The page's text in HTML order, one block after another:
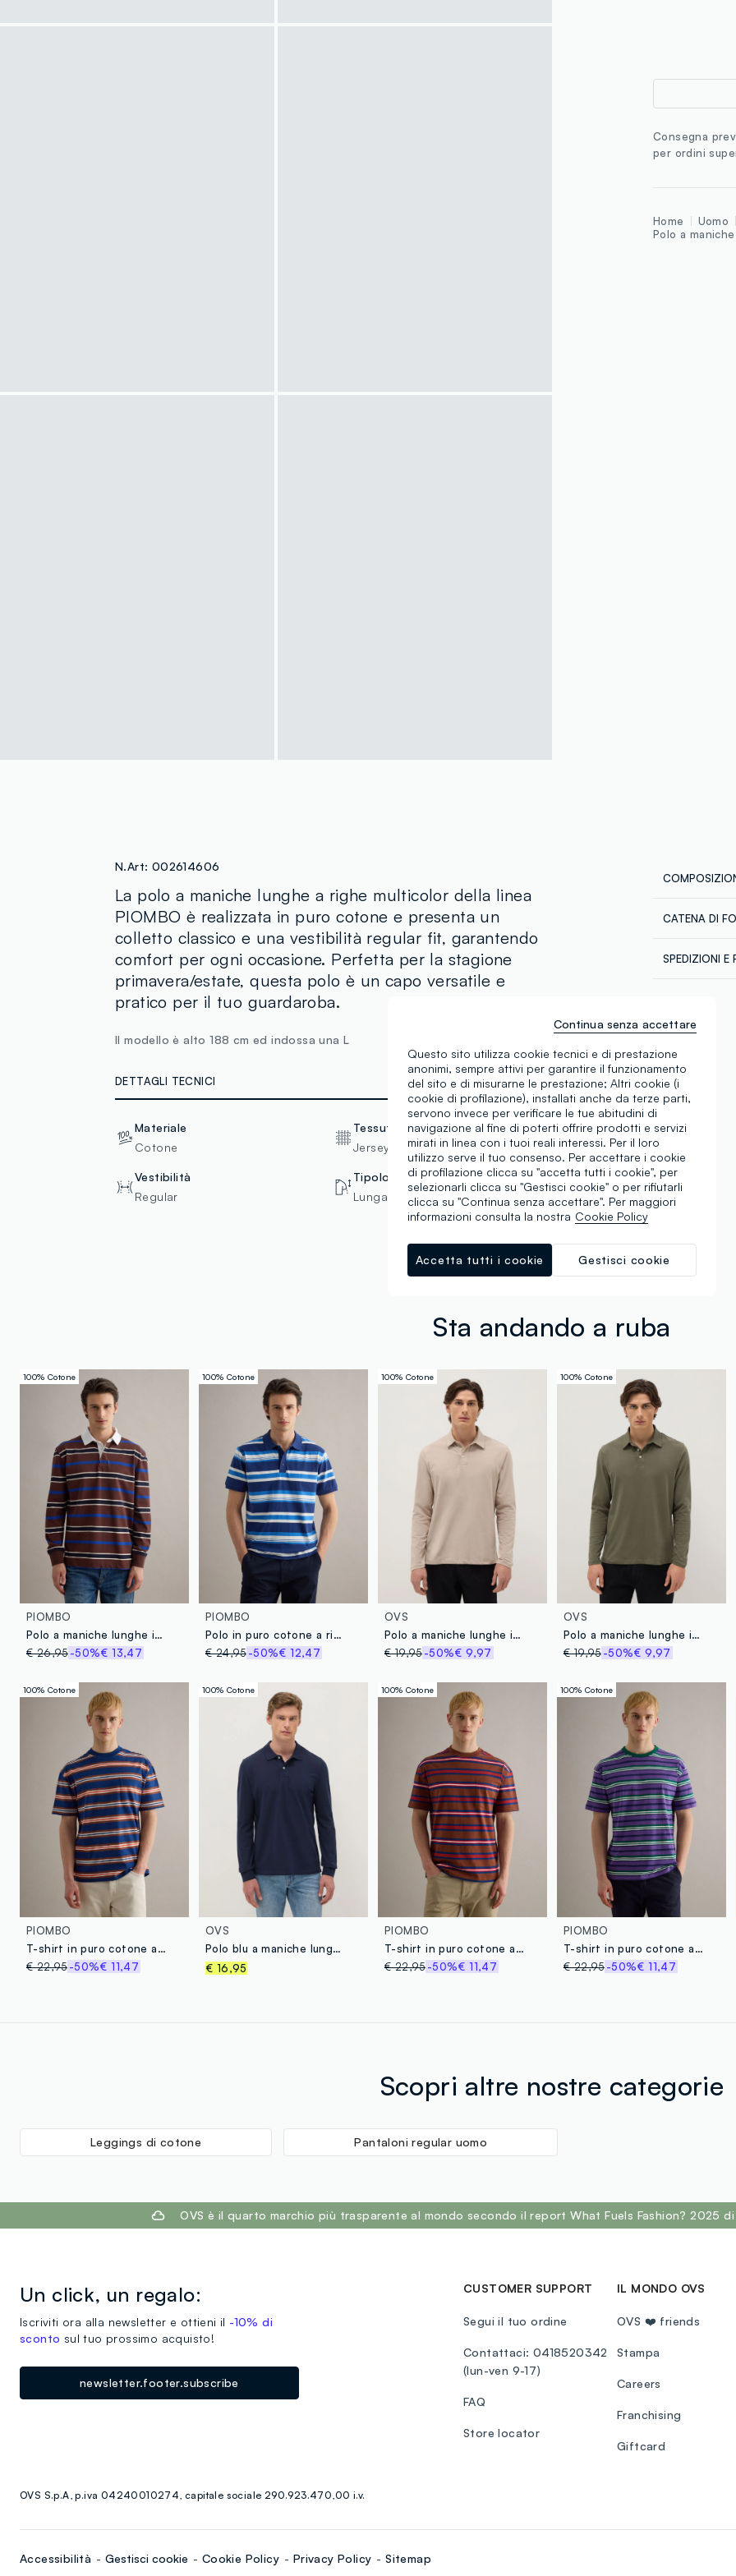
Consegna
per ordini
Home Uomo
Polo a
N.Art: 002614606
La polo a maniche lunghe a righe multicolor della linea
PIOMBO è realizzata in puro cotone e presenta un
colletto classico e una vestibilità regular fit, garantendo
comfort per ogni occasione. Perfetta per la stagione
primavera/estate, questa polo è un capo versatile e
pratico per il tuo guardaroba.
Il modello è alto 188 cm ed indossa una L
DETTAGLI TECNICI
Materiale
Cotone
Tessuto
Jersey
Vestibilità
Regular
Tipologia manica
Lunga
CATENA DI
MR. FABRICS
SPEDIZIONI E
tuoi prodotti
Sta andando a ruba
100% Cotone
PIOMBO
Polo a maniche lunghe in puro cotone a righe multicolor regular fit
€ 26,95-50%€ 13,47
100% Cotone
PIOMBO
Polo in puro cotone a righe multicolor oversize fit
€ 24,95-50%€ 12,47
100% Cotone
OVS
Polo a maniche lunghe in puro cotone beige regular fit
€ 19,95-50%€ 9,97
100% Cotone
OVS
Polo a maniche lunghe in puro cotone verde regular fit
€ 19,95-50%€ 9,97
100% Cotone
PIOMBO
T-shirt in puro cotone a righe multicolor relaxed fit
€ 22,95-50%€ 11,47
100% Cotone
OVS
Polo blu a maniche lunghe in puro cotone regular fit
€ 16,95
100% Cotone
PIOMBO
T-shirt in puro cotone a righe multicolor relaxed fit
€ 22,95-50%€ 11,47
100% Cotone
PIOMBO
T-shirt in puro cotone a righe multicolor regular fit
€ 22,95-50%€ 11,47
Scopri altre nostre categorie
Leggings di cotone Pantaloni regular uomo
OVS è il quarto marchio più trasparente al mondo secondo il report What Fuels Fashion? 2025 di
Un click, un regalo:
Iscriviti ora alla newsletter e ottieni il -10% di
sconto sul tuo prossimo acquisto!
newsletter.footer.subscribe
CUSTOMER SUPPORT
Segui il tuo ordine
Contattaci: 0418520342
(lun-ven 9-17)
FAQ
Store locator
IL MONDO OVS
OVS ❤️ friends
Stampa
Careers
Franchising
Giftcard
OVS S.p.A, p.iva 04240010274, capitale sociale 290.923.470,00 i.v.
Accessibilità Gestisci cookie Cookie Policy Privacy Policy Sitemap
Questo sito utilizza cookie tecnici e di prestazione
anonimi, sempre attivi per garantire il funzionamento
del sito e di misurarne le prestazione; Altri cookie (i
cookie di profilazione), installati anche da terze parti,
servono invece per verificare le tue abitudini di
navigazione al fine di poterti offrire prodotti e servizi
mirati in linea con i tuoi reali interessi. Per il loro
utilizzo serve il tuo consenso. Per accettare i cookie
di profilazione clicca su "accetta tutti i cookie", per
selezionarli clicca su "Gestisci cookie" o per rifiutarli
clicca su "Continua senza accettare". Per maggiori
informazioni consulta la nostra Cookie Policy
Gestisci cookie
Accetta tutti i cookie
Continua senza accettare